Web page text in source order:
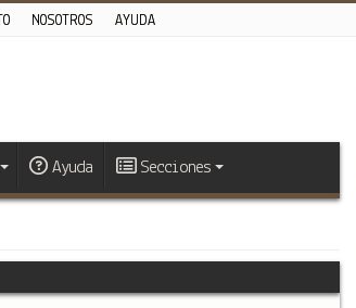
NOSOTROS AYUDA
Ayuda Secciones